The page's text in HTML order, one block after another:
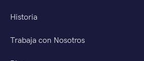
Historia
Trabaja con Nosotros